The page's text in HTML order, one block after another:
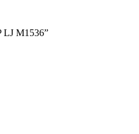
LJ M1536”